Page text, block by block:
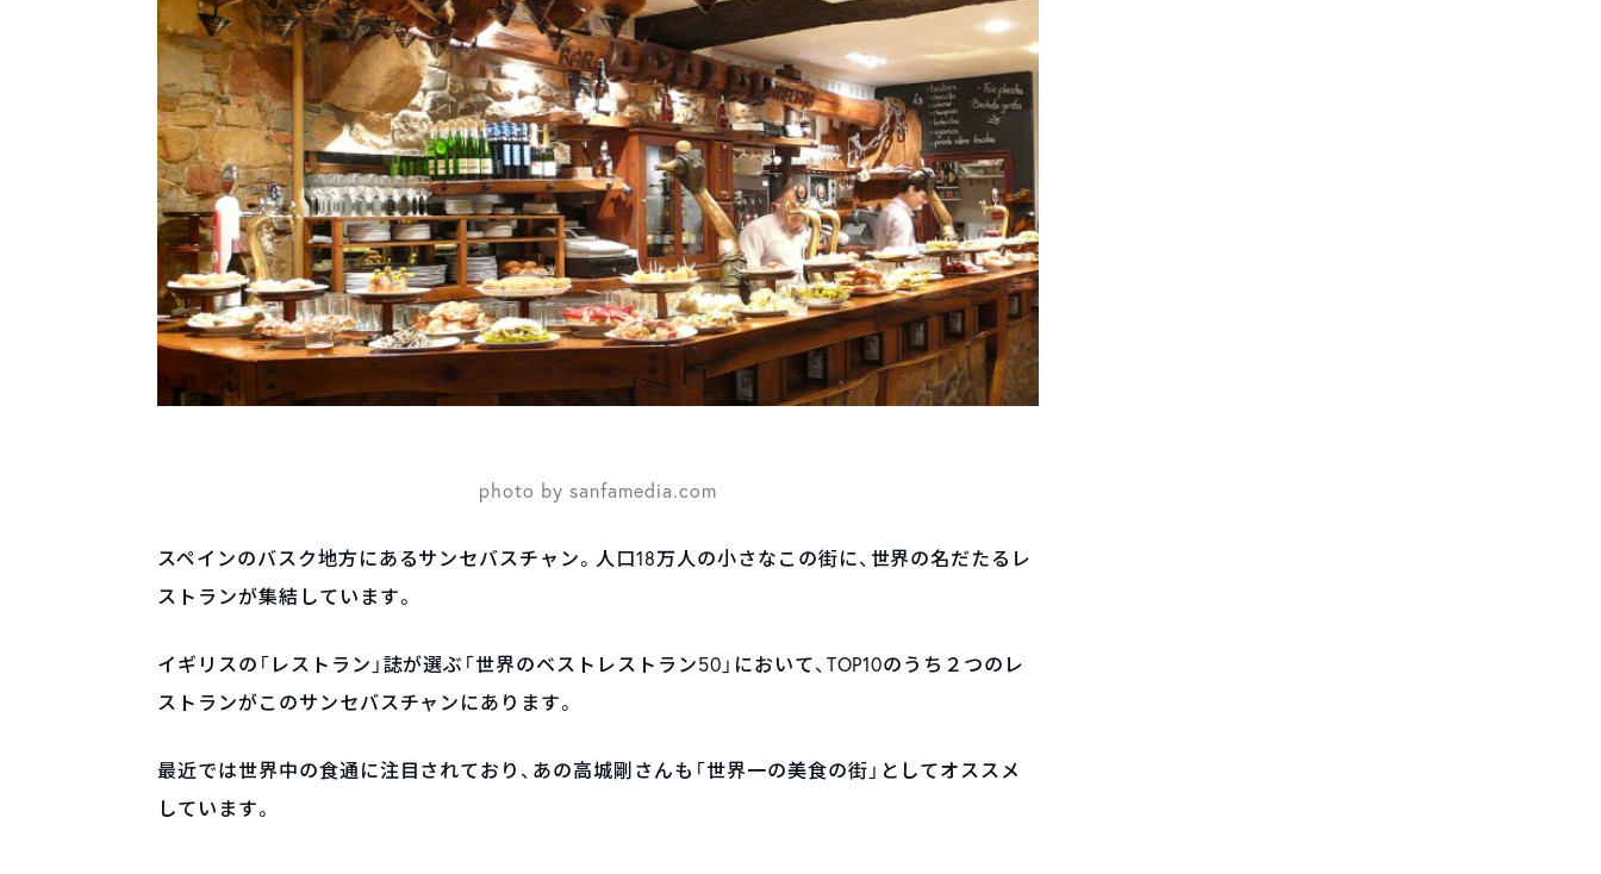
photo by sanfamedia.com
スペインのバスク地方にあるサンセバスチャン。人口18万人の小さなこの街に、世界の名だたるレ
ストランが集結しています。
イギリスの「レストラン」誌が選ぶ「世界のベストレストラン50」において、TOP10のうち２つのレ
ストランがこのサンセバスチャンにあります。
最近では世界中の食通に注目されており、あの高城剛さんも「世界一の美食の街」としてオススメ
しています。